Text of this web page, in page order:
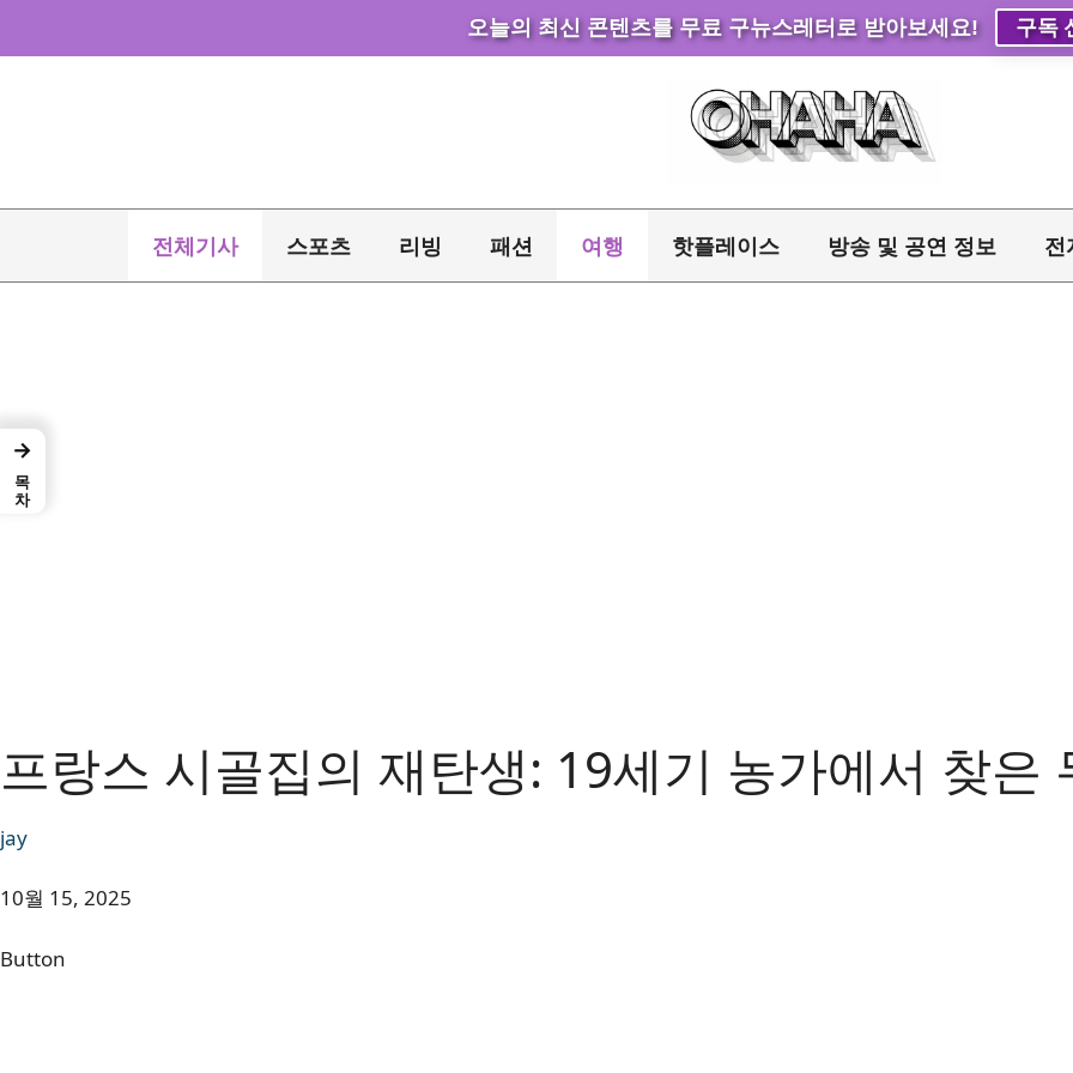
오늘의 최신 콘텐츠를 무료 구뉴스레터로 받아보세요! 구독
기
전체기사 스포츠 리빙 패션 여행 핫플레이스 방송 및 공연 정보 전
프랑스 시골집의 재탄생: 19세기 농가에서 찾은
jay
10월 15, 2025
Button
→
목차